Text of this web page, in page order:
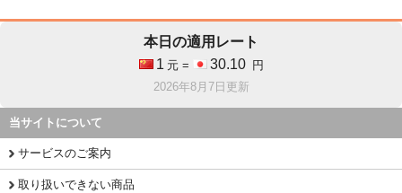
本日の適用レート
1 元 = 30.10
円
2026年8月7日更新
当サイトについて
サービスのご案内
取り扱いできない商品